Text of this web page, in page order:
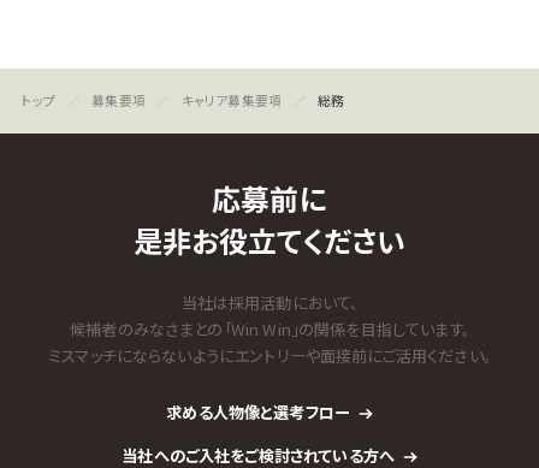
募集要項 キャリア募集要項 総務
応募前に
是非お役立てください
当社は採用活動において、
候補者のみなさまとの「Win Win」の関係を目指しています。
ミスマッチにならないようにエントリーや面接前にご活用ください。
求める人物像と選考フロー
当社へのご入社をご検討されている方へ